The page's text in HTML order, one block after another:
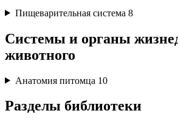
Пищеварительная система 8
Системы и органы
животного
Анатомия питомца 10
Разделы библиотеки